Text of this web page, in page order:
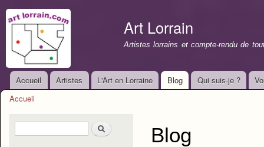
Art Lorrain
Artistes lorrains et compte-rendu de
Menu principal
Accueil Artistes L'Art en Lorraine Blog Qui suis-je ?
Accueil
Formulaire de rechercheRechercher Blog